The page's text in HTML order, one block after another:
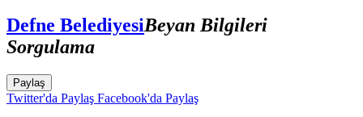
Defne BelediyesiBeyan Bilgileri
Sorgulama
Paylaş
Twitter'da Paylaş Facebook'da Paylaş